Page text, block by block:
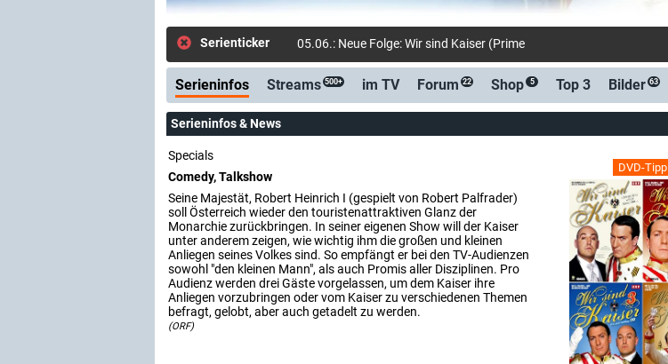
Serienticker 05.06.: Neue Folge: Wir sind Kaiser (Prime Video Shop)
Serieninfos Streams 500+ im TV Forum 22 Shop 5 Top 3 Bilder 63
Serieninfos & News
DVD-Tipp
Specials
Comedy, Talkshow
Seine Majestät, Robert Heinrich I (gespielt von Robert Palfrader)
soll Österreich wieder den touristenattraktiven Glanz der
Monarchie zurückbringen. In seiner eigenen Show will der Kaiser
unter anderem zeigen, wie wichtig ihm die großen und kleinen
Anliegen seines Volkes sind. So empfängt er bei den TV-Audienzen
sowohl "den kleinen Mann", als auch Promis aller Disziplinen. Pro
Audienz werden drei Gäste vorgelassen, um dem Kaiser ihre
Anliegen vorzubringen oder vom Kaiser zu verschiedenen Themen
befragt, gelobt, aber auch getadelt zu werden.
(ORF)